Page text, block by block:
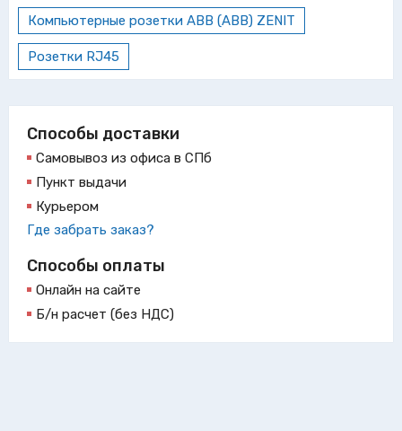
Компьютерные розетки ABB (АВВ) ZENIT
Розетки RJ45
Способы доставки
Самовывоз из офиса в СПб
Пункт выдачи
Курьером
Где забрать заказ?
Способы оплаты
Онлайн на сайте
Б/н расчет (без НДС)